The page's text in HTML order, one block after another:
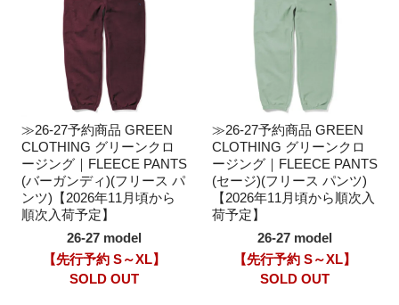
≫26-27予約商品 GREEN
CLOTHING グリーンクロ
ージング｜FLEECE PANTS
(バーガンディ)(フリース パ
ンツ)【2026年11月頃から
順次入荷予定】
26-27 model
【先行予約 S～XL】
SOLD OUT
≫26-27予約商品 GREEN
CLOTHING グリーンクロ
ージング｜FLEECE PANTS
(セージ)(フリース パンツ)
【2026年11月頃から順次入
荷予定】
26-27 model
【先行予約 S～XL】
SOLD OUT